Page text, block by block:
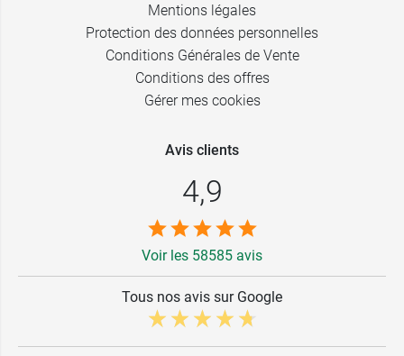
Mentions légales
Protection des données personnelles
Conditions Générales de Vente
Conditions des offres
Gérer mes cookies
Avis clients
4,9
Voir les 58585 avis
Tous nos avis sur Google